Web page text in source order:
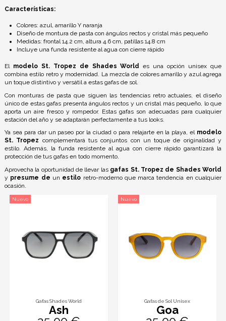
Características:
Colores: azul, amarillo Y naranja
Diseño de montura de pasta con ángulos rectos y cristal más pequeño
Medidas: frontal 14.2 cm, altura 4.6 cm, patillas 14.8 cm
Incluye una funda resistente al agua con cierre rápido
El modelo St. Tropez de Shades World es una opción unisex que
combina estilo retro y modernidad. La mezcla de colores amarillo y azul agrega
un toque distintivo y versátil a estas gafas de sol.
Con monturas de pasta que siguen las tendencias retro actuales, el diseño
único de estas gafas presenta ángulos rectos y un cristal más pequeño, lo que
aporta un aire fresco y rompedor. Estas gafas son adecuadas para cualquier
estación del año y se adaptarán perfectamente a tus looks.
Ya sea para dar un paseo por la ciudad o para relajarte en la playa, el modelo
St. Tropez complementará tus conjuntos con un toque de originalidad y
estilo. Además, la funda resistente al agua con cierre rápido garantizará la
protección de tus gafas en todo momento.
Aprovecha la oportunidad de llevar las gafas St. Tropez de Shades World
y presume de un estilo retro-moderno que marca tendencia en cualquier
ocasión.
Nuevo
Gafas Shades World
Ash
Nuevo
Gafas de Sol Unisex
Goa